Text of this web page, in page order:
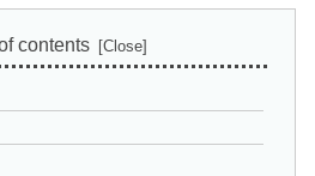
contents